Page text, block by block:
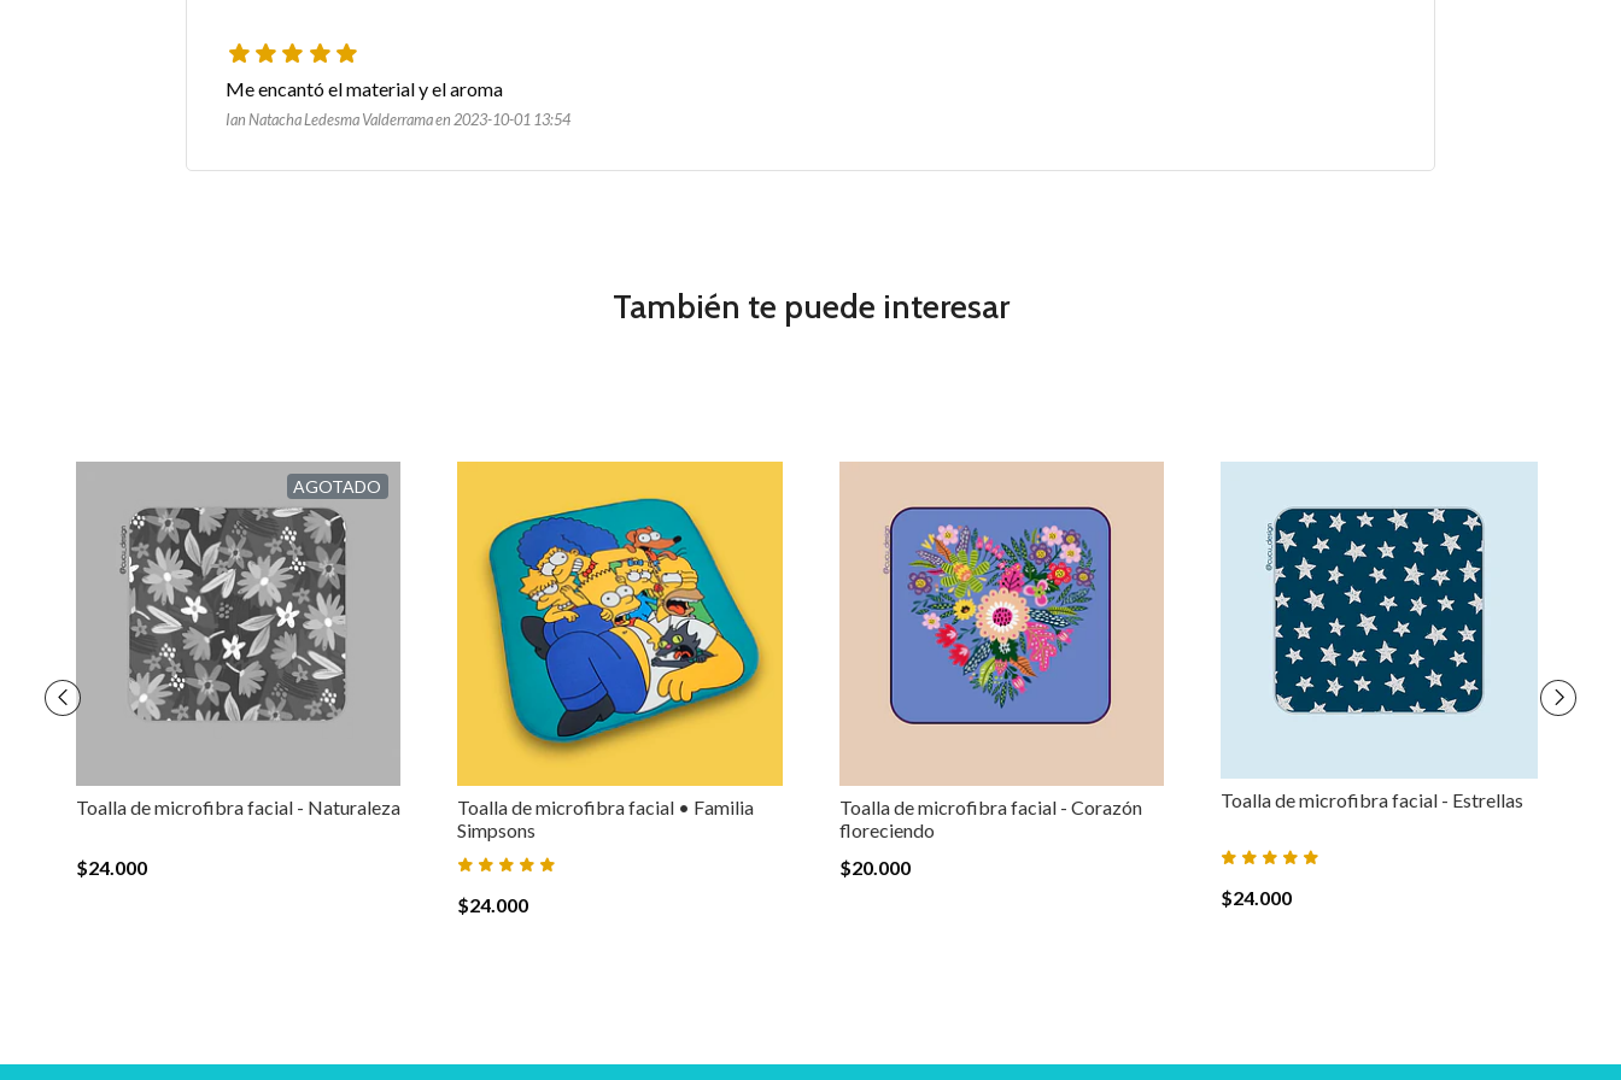
Me encantó el material y el aroma
Ian Natacha Ledesma Valderrama en 2023-10-01 13:54
También te puede interesar
AGOTADO
Toalla de microfibra facial - Naturaleza
$24.000
Toalla de microfibra facial • Familia
Simpsons
$24.000
Toalla de microfibra facial - Corazón
floreciendo
$20.000
Toalla de microfibra facial - Estrellas
$24.000